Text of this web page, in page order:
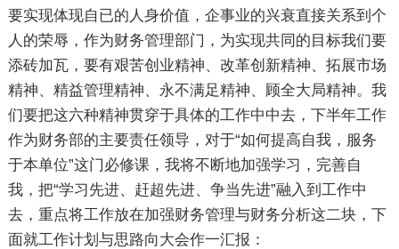
要实现体现自已的人身价值，企事业的兴衰直接关系到个
人的荣辱，作为财务管理部门，为实现共同的目标我们要
添砖加瓦，要有艰苦创业精神、改革创新精神、拓展市场
精神、精益管理精神、永不满足精神、顾全大局精神。我
们要把这六种精神贯穿于具体的工作中中去，下半年工作
作为财务部的主要责任领导，对于“如何提高自我，服务
于本单位”这门必修课，我将不断地加强学习，完善自
我，把“学习先进、赶超先进、争当先进”融入到工作中
去，重点将工作放在加强财务管理与财务分析这二块，下
面就工作计划与思路向大会作一汇报：